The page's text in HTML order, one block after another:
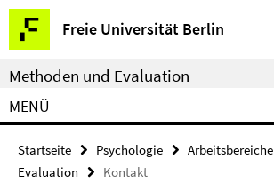
Springe
direkt
zu
Inhalt
Freie Universität Berlin
Service-
Navigation
Methoden und Evaluation
MENÜ
Startseite Psychologie Arbeitsbereiche
Evaluation
Kontakt